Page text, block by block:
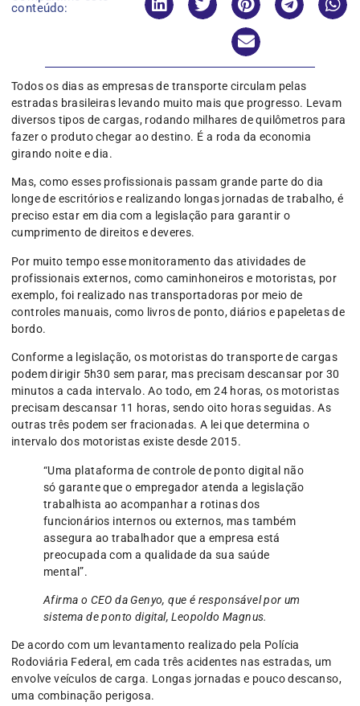
conteúdo:
Todos os dias as empresas de transporte circulam pelas
estradas brasileiras levando muito mais que progresso. Levam
diversos tipos de cargas, rodando milhares de quilômetros para
fazer o produto chegar ao destino. É a roda da economia
girando noite e dia.
Mas, como esses profissionais passam grande parte do dia
longe de escritórios e realizando longas jornadas de trabalho, é
preciso estar em dia com a legislação para garantir o
cumprimento de direitos e deveres.
Por muito tempo esse monitoramento das atividades de
profissionais externos, como caminhoneiros e motoristas, por
exemplo, foi realizado nas transportadoras por meio de
controles manuais, como livros de ponto, diários e papeletas de
bordo.
Conforme a legislação, os motoristas do transporte de cargas
podem dirigir 5h30 sem parar, mas precisam descansar por 30
minutos a cada intervalo. Ao todo, em 24 horas, os motoristas
precisam descansar 11 horas, sendo oito horas seguidas. As
outras três podem ser fracionadas. A lei que determina o
intervalo dos motoristas existe desde 2015.
“Uma plataforma de controle de ponto digital não
só garante que o empregador atenda a legislação
trabalhista ao acompanhar a rotinas dos
funcionários internos ou externos, mas também
assegura ao trabalhador que a empresa está
preocupada com a qualidade da sua saúde
mental”.
Afirma o CEO da Genyo, que é responsável por um
sistema de ponto digital, Leopoldo Magnus.
De acordo com um levantamento realizado pela Polícia
Rodoviária Federal, em cada três acidentes nas estradas, um
envolve veículos de carga. Longas jornadas e pouco descanso,
uma combinação perigosa.